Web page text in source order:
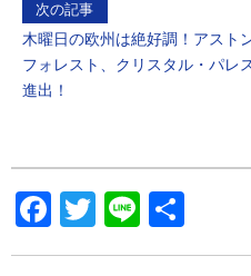
次の記事
木曜日の欧州は絶好調！アスト
フォレスト、クリスタル・パレ
進出！
Facebook
Twitter
Line
有